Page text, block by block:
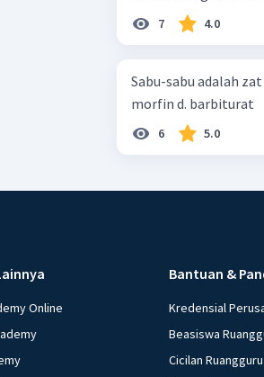
7 4.0
Sabu-sabu adalah
morfin d. barbiturat
6 5.0
Online
Bantuan &
Kredensial
Beasiswa
Cicilan Ruangguru